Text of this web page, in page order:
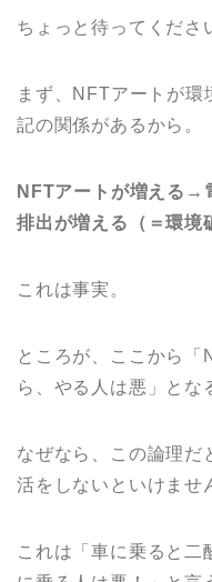
ちょっと待ってくださ
まず、NFTアートが環
記の関係があるから。
NFTアートが増える→
排出が増える（＝環境
これは事実。
ところが、ここから
ら、やる人は悪」とな
なぜなら、この論理だ
活をしないといけませ
これは「車に乗ると二